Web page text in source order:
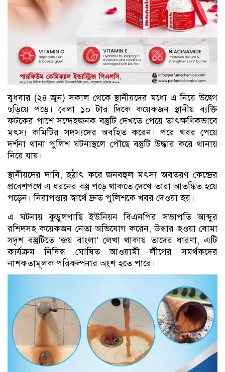
বুধবার (২৪ জুন) সকাল থেকে স্থানীয়দের মধ্যে এ নিয়ে উদ্বেগ
ছড়িয়ে পড়ে। বেলা ১০ টার দিকে কয়েকজন স্থানীয় ব্যক্তি
ফটকের পাশে সন্দেহজনক বস্তুটি দেখতে পেয়ে তাৎক্ষণিকভাবে
মৎস্য কমিটির সদস্যদের অবহিত করেন। পরে খবর পেয়ে
দর্শনা থানা পুলিশ ঘটনাস্থলে পৌছে বস্তুটি উদ্ধার করে থানায়
নিয়ে যায়।
স্থানীয়দের দাবি, হঠাৎ করে জনবহুল মৎস্য অবতরণ কেন্দ্রের
প্রবেশপথে এ ধরনের বস্তু পড়ে থাকতে দেখে তারা আতঙ্কিত হয়ে
পড়েন। নিরাপত্তার স্বার্থে দ্রুত পুলিশকে খবর দেওয়া হয়।
এ ঘটনায় কুড়ুলগাছি ইউনিয়ন বিএনপির সভাপতি আব্দুর
রশিদসহ কয়েকজন নেতা অভিযোগ করেন, উদ্ধার হওয়া বোমা
সদৃশ বস্তুটিতে ‘জয় বাংলা’ লেখা থাকায় তাদের ধারণা, এটি
কার্যক্রম নিষিদ্ধ ঘোষিত আওয়ামী লীগের সমর্থকদের
নাশকতামূলক পরিকল্পনার অংশ হতে পারে।